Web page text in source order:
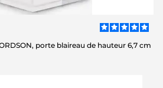
porte blaireau de hauteur 6,7 cm